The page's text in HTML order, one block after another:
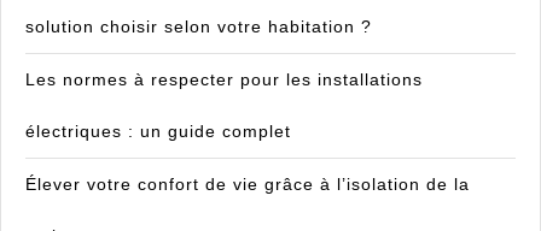
solution choisir selon votre habitation ?
Les normes à respecter pour les installations
électriques : un guide complet
Élever votre confort de vie grâce à l’isolation de la